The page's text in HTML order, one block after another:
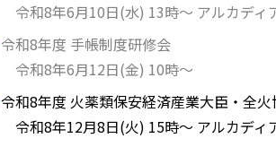
令和8年6月10日(水) 13時～ アルカディ
令和8年度 手帳制度研修会
令和8年6月12日(金) 10時～
令和8年度 火薬類保安経済産業大臣・全
令和8年12月8日(火) 15時～ アルカディ